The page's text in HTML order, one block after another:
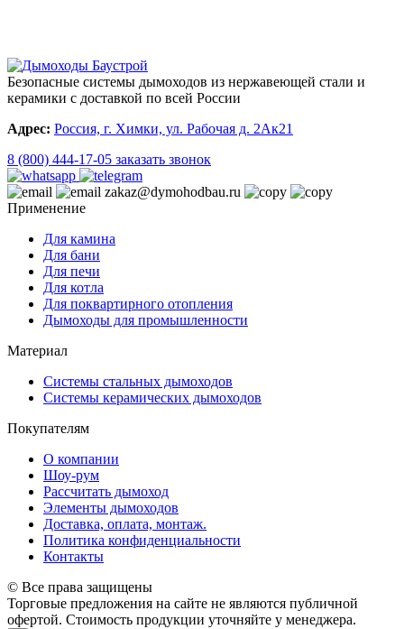
Безопасные системы дымоходов из нержавеющей стали и
керамики с доставкой по всей России
Адрес: Россия, г. Химки, ул. Рабочая д. 2Ак21
8 (800) 444-17-05 заказать звонок
zakaz@dymohodbau.ru
Применение
Для камина
Для бани
Для печи
Для котла
Для поквартирного отопления
Дымоходы для промышленности
Материал
Системы стальных дымоходов
Системы керамических дымоходов
Покупателям
О компании
Шоу-рум
Рассчитать дымоход
Элементы дымоходов
Доставка, оплата, монтаж.
Политика конфиденциальности
Контакты
© Все права защищены
Торговые предложения на сайте не являются публичной
офертой. Стоимость продукции уточняйте у менеджера.